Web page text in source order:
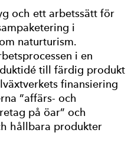
och ett arbetssätt för
i
naturturism.
i en
till färdig produkt
finansiering
”affärs- och
på öar” och
hållbara produkter